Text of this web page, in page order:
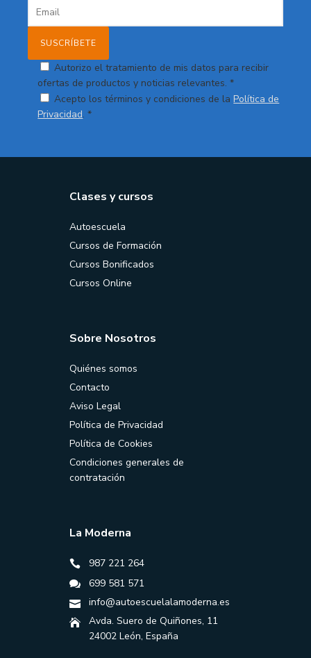
Autorizo el tratamiento de mis datos para recibir
ofertas de productos y noticias relevantes. *
Acepto los términos y condiciones de laPolítica de
Privacidad. *
Clases y cursos
Autoescuela
Cursos de Formación
Cursos Bonificados
Cursos Online
Sobre Nosotros
Quiénes somos
Contacto
Aviso Legal
Política de Privacidad
Política de Cookies
Condiciones generales de
contratación
La Moderna
987 221 264
699 581 571
info@autoescuelalamoderna.es
Avda. Suero de Quiñones, 11
24002 León, España